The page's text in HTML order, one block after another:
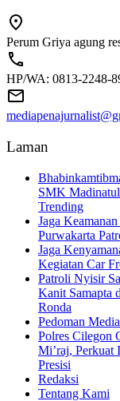
Perum Griya agung
HP/WA: 0813-2248-
Laman
SMK
Trending
Jaga
Purwakarta
Jaga
Kegiatan Car
Patroli Nyisir
Kanit Samapta
Ronda
Pedoman
Polres Cilegon
Mi’raj, Perkuat
Presisi
Redaksi
Tentang Kami